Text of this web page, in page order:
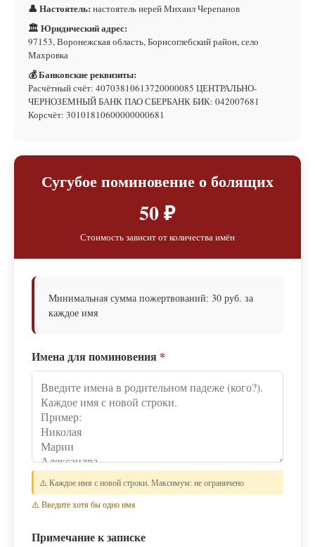
👤 Настоятель: настоятель иерей Михаил Черепанов
🏛 Юридический адрес:
97153, Воронежская область, Борисоглебский район, село
Махровка
💰 Банковские реквизиты:
Расчётный счёт: 40703810613720000085 ЦЕНТРАЛЬНО-
ЧЕРНОЗЕМНЫЙ БАНК ПАО СБЕРБАНК БИК: 042007681
Корсчёт: 30101810600000000681
Сугубое поминовение о болящих
50 ₽
Стоимость зависит от количества имён
Минимальная сумма пожертвований: 30 руб. за
каждое имя
Имена для поминовения *
⚠️ Каждое имя с новой строки. Максимум: не ограничено
⚠️ Введите хотя бы одно имя
Примечание к записке